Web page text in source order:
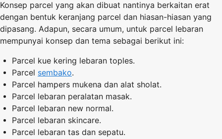
Konsep parcel yang akan dibuat nantinya berkaitan erat
dengan bentuk keranjang parcel dan hiasan-hiasan yang
dipasang. Adapun, secara umum, untuk parcel lebaran
mempunyai konsep dan tema sebagai berikut ini:
Parcel kue kering lebaran toples.
Parcel sembako.
Parcel hampers mukena dan alat sholat.
Parcel lebaran peralatan masak.
Parcel lebaran new normal.
Parcel lebaran skincare.
Parcel lebaran tas dan sepatu.